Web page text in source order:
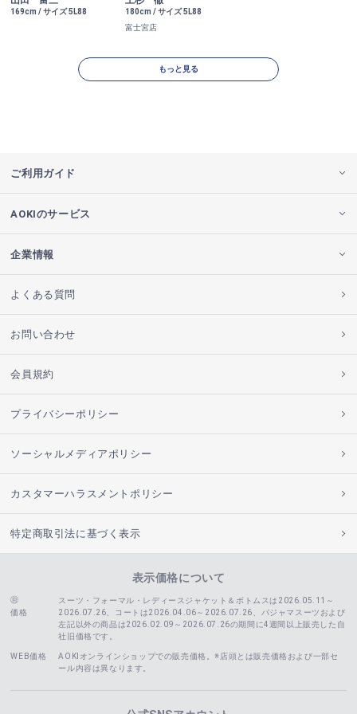
169cm / サイズ 5L88
180cm / サイズ 5L88
富士宮店
もっと見る
ご利用ガイド
AOKIのサービス
企業情報
よくある質問
お問い合わせ
会員規約
プライバシーポリシー
ソーシャルメディアポリシー
カスタマーハラスメントポリシー
特定商取引法に基づく表示
表示価格について
価格
スーツ・フォーマル・レディースジャケット＆ボトムスは2026.05.11～
2026.07.26、コートは2026.04.06～2026.07.26、 パジャマスーツおよび
左記以外の商品は2026.02.09～2026.07.26の期間に4週間以上販売した自
社旧価格です。
WEB価格
AOKIオンラインショップでの販売価格。※店頭とは販売価格および一部セ
ール内容は異なります。